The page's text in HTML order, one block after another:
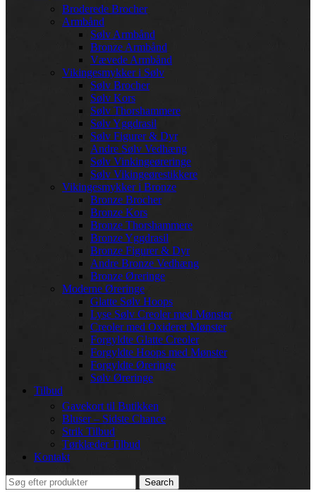
Broderede Brocher
Armbånd
Sølv Armbånd
Bronze Armbånd
Vævede Armbånd
Vikingesmykker i Sølv
Sølv Brocher
Sølv Kors
Sølv Thorshammere
Sølv Yggdrasil
Sølv Figurer & Dyr
Andre Sølv Vedhæng
Sølv Vinkingeøreringe
Sølv Vikingeørestikkere
Vikingesmykker i Bronze
Bronze Brocher
Bronze Kors
Bronze Thorshammere
Bronze Yggdrasil
Bronze Figurer & Dyr
Andre Bronze Vedhæng
Bronze Øreringe
Moderne Øreringe
Glatte Sølv Hoops
Lyse Sølv Creoler med Mønster
Creoler med Oxideret Mønster
Forgyldte Glatte Creoler
Forgyldte Hoops med Mønster
Forgyldte Øreringe
Sølv Øreringe
Tilbud
Gavekort til Butikken
Bluser – Sidste Chance
Strik Tilbud
Tørklæder Tilbud
Kontakt
Search